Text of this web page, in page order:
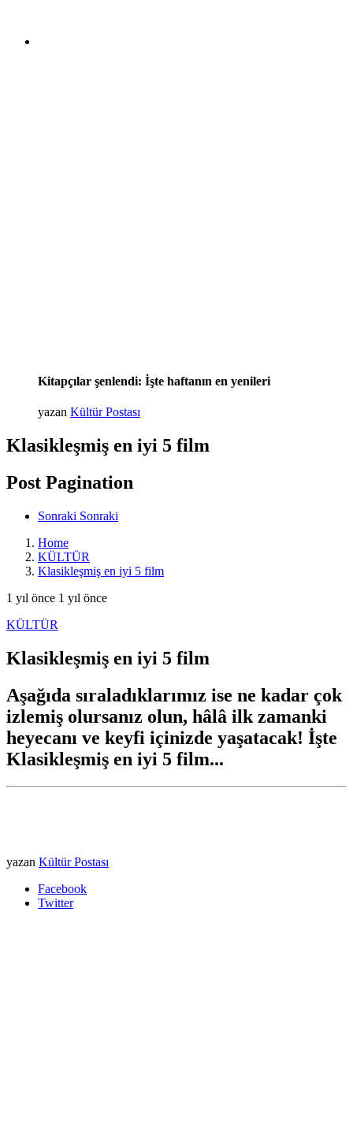
Kitapçılar şenlendi: İşte haftanın en yenileri
yazan Kültür Postası
Klasikleşmiş en iyi 5 film
Post Pagination
Sonraki Sonraki
Home
KÜLTÜR
Klasikleşmiş en iyi 5 film
1 yıl önce 1 yıl önce
KÜLTÜR
Klasikleşmiş en iyi 5 film
Aşağıda sıraladıklarımız ise ne kadar çok
izlemiş olursanız olun, hâlâ ilk zamanki
heyecanı ve keyfi içinizde yaşatacak! İşte
Klasikleşmiş en iyi 5 film...
yazan Kültür Postası
Facebook
Twitter